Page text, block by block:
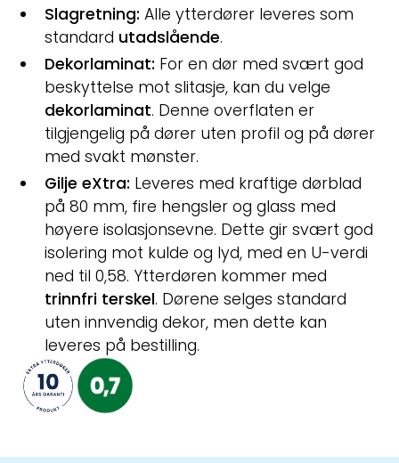
Slagretning: Alle ytterdører leveres som
standard utadslående.
Dekorlaminat: For en dør med svært god
beskyttelse mot slitasje, kan du velge
dekorlaminat. Denne overflaten er
tilgjengelig på dører uten profil og på dører
med svakt mønster.
Gilje eXtra: Leveres med kraftige dørblad
på 80 mm, fire hengsler og glass med
høyere isolasjonsevne. Dette gir svært god
isolering mot kulde og lyd, med en U-verdi
ned til 0,58. Ytterdøren kommer med
trinnfri terskel. Dørene selges standard
uten innvendig dekor, men dette kan
leveres på bestilling.